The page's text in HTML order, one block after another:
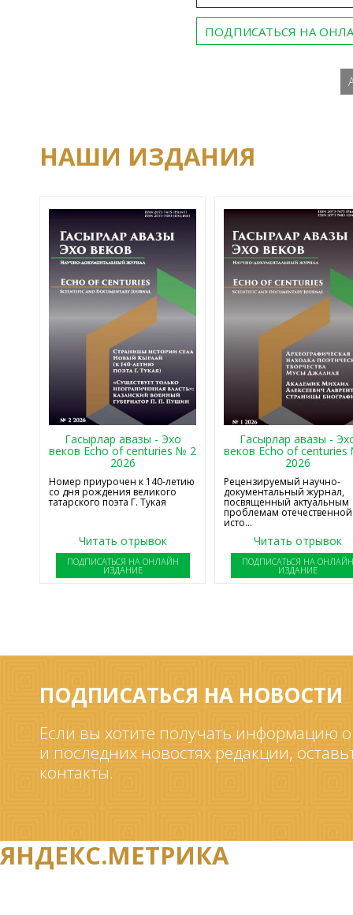
ПОДПИСАТЬСЯ НА
НАШИ ИЗДАНИЯ
Гасырлар авазы - Эхо
веков Echo of centuries № 2
2026
Номер приурочен к 140-летию
со дня рождения великого
татарского поэта Г. Тукая
Читать отрывок
ПОДПИСАТЬСЯ НА ОНЛАЙН
ИЗДАНИЕ
Гасырлар авазы -
веков Echo of
2026
Рецензируемый научно-
документальный журнал,
посвященный актуальным
проблемам отечественной
исто...
Читать отрывок
ПОДПИСАТЬСЯ НА
ИЗДАНИЕ
ПОДПИСАТЬСЯ НА НОВОСТИ
Если вы хотите получать информацию
и последних новостях редакции,
контакты.
ЯНДЕКС.МЕТРИКА